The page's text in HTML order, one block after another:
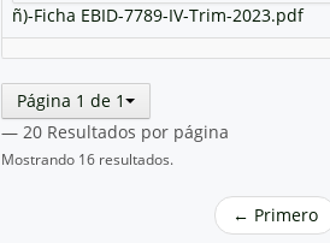
ñ)-Ficha EBID-7789-IV-Trim-2023.pdf
Página 1 de 1
— 20 Resultados por página
Mostrando 16 resultados.
← Primero